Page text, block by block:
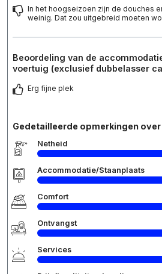
In het hoogseizoen zijn de douches
weinig. Dat zou uitgebreid moeten
Beoordeling van de
voertuig (exclusief dubbelasser
Erg fijne plek
Gedetailleerde opmerkingen
Netheid
Accommodatie/Staanplaats
Comfort
Ontvangst
Services